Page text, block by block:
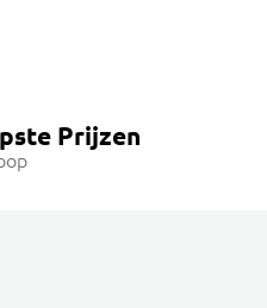
Prijzen